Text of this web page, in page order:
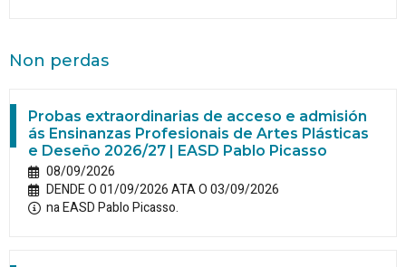
Non perdas
Probas extraordinarias de acceso e admisión
ás Ensinanzas Profesionais de Artes Plásticas
e Deseño 2026/27 | EASD Pablo Picasso
08/09/2026
DENDE O 01/09/2026 ATA O 03/09/2026
na EASD Pablo Picasso.